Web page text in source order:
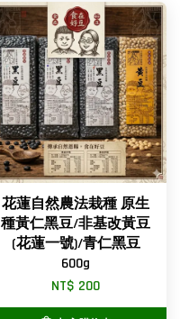
花蓮自然農法栽種 原生
種黃仁黑豆/非基改黃豆
(花蓮一號)/青仁黑豆
600g
NT$ 200